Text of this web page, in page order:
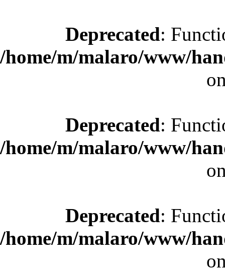
Deprecated:
/home/m/malaro/www/
Deprecated:
/home/m/malaro/www/
Deprecated:
/home/m/malaro/www/